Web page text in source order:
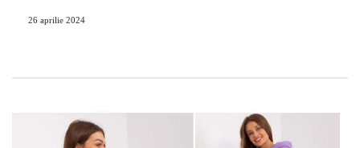
recunoașterea clienților din întreaga lume. În acest text, vom arunca o
26 aprilie 2024